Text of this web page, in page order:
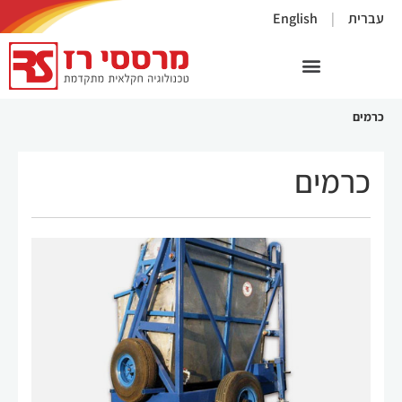
עברית English
כרמים
כרמים
×